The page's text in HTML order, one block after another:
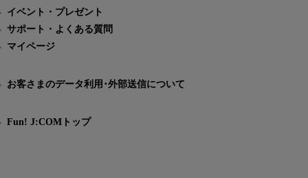
イベント・プレゼント
サポート・よくある質問
マイページ
お客さまのデータ利用･外部送信について
Fun! J:COMトップ